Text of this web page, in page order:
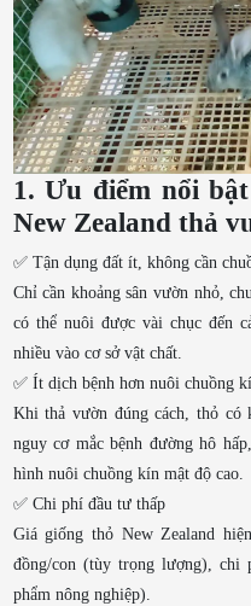
1. Ưu điểm nổi
New Zealand thả
✅ Tận dụng đất ít, không cần
Chỉ cần khoảng sân vườn nhỏ,
có thể nuôi được vài chục đến
nhiều vào cơ sở vật chất.
✅ Ít dịch bệnh hơn nuôi chuồng
Khi thả vườn đúng cách, thỏ có
nguy cơ mắc bệnh đường hô
hình nuôi chuồng kín mật độ cao.
✅ Chi phí đầu tư thấp
Giá giống thỏ New Zealand
đồng/con (tùy trọng lượng), chi
phẩm nông nghiệp).